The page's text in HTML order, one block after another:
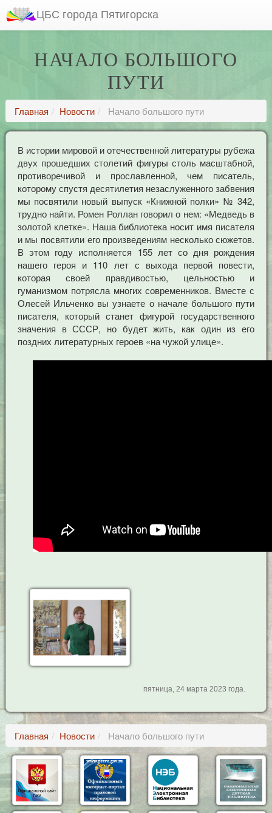
ЦБС города Пятигорска
НАЧАЛО БОЛЬШОГО
ПУТИ
Главная Новости Начало большого пути
В истории мировой и отечественной литературы рубежа
двух прошедших столетий фигуры столь масштабной,
противоречивой и прославленной, чем писатель,
которому спустя десятилетия незаслуженного забвения
мы посвятили новый выпуск «Книжной полки» № 342,
трудно найти. Ромен Роллан говорил о нем: «Медведь в
золотой клетке». Наша библиотека носит имя писателя
и мы посвятили его произведениям несколько сюжетов.
В этом году исполняется 155 лет со дня рождения
нашего героя и 110 лет с выхода первой повести,
которая своей правдивостью, цельностью и
гуманизмом потрясла многих современников. Вместе с
Олесей Ильченко вы узнаете о начале большого пути
писателя, который станет фигурой государственного
значения в СССР, но будет жить, как один из его
поздних литературных героев «на чужой улице».
пятница, 24 марта 2023 года.
Главная Новости Начало большого пути